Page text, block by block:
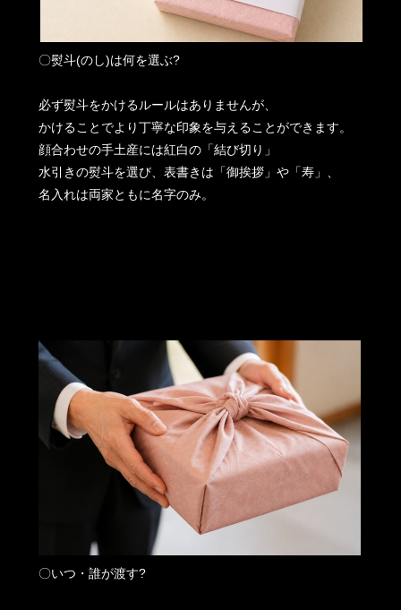
〇熨斗(のし)は何を選ぶ?
必ず熨斗をかけるルールはありませんが、
かけることでより丁寧な印象を与えることができます。
顔合わせの手土産には紅白の「結び切り」
水引きの熨斗を選び、表書きは「御挨拶」や「寿」、
名入れは両家ともに名字のみ。
〇いつ・誰が渡す?